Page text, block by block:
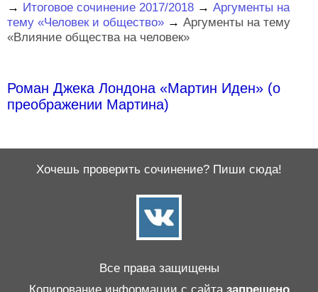
→ Итоговое сочинение 2017/2018 → Аргументы на
тему «Человек и общество» → Аргументы на тему
«Влияние общества на человек»
Роман Джека Лондона «Мартин Иден» (о
преображении Мартина)
Хочешь проверить сочинение? Пиши сюда!
Все права защищены